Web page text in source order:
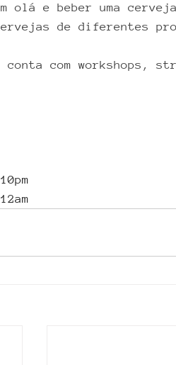
olá e beber uma
de diferentes
com workshops,